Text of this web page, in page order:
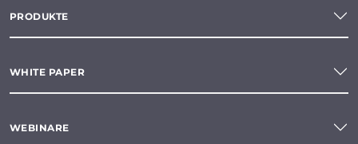
PRODUKTE
WHITE PAPER
WEBINARE